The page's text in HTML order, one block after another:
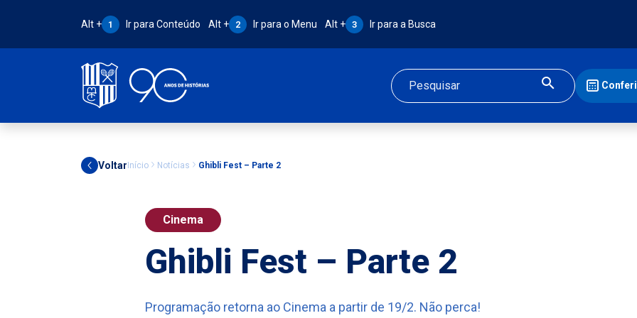
Atalho Alt + 1:
Alt + 1 Ir para Conteúdo Atalho Alt + 2:
Alt + 2 Ir para o Menu Atalho Alt + 3:
Alt + 3 Ir para a Busca
Buscar
Voltar Início Notícias Ghibli Fest – Parte 2
Cinema
Ghibli Fest – Parte 2
Programação retorna ao Cinema a partir de 19/2. Não perca!